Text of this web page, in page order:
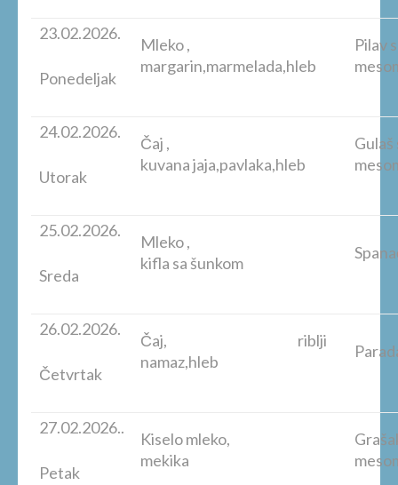
23.02.2026.
Ponedeljak
Mleko ,
margarin,marmelada,hleb
Pilav
24.02.2026.
Utorak
Čaj ,
kuvana jaja,pavlaka,hleb
Gulaš
25.02.2026.
Sreda
Mleko ,
kifla sa šunkom
26.02.2026.
Četvrtak
Čaj, riblji
namaz,hleb
27.02.2026..
Petak
Kiselo mleko,
mekika